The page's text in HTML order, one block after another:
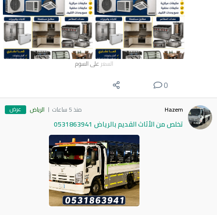
السعر على السوم
0
Hazem منذ 5 ساعات الرياض عرض
تخلص من الأثاث القديم بالرياض 0531863941